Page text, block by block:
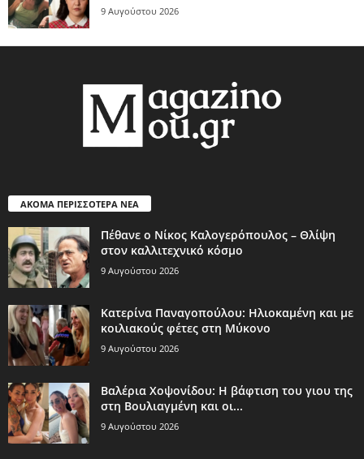
9 Αυγούστου 2026
ΑΚΟΜΑ ΠΕΡΙΣΣΟΤΕΡΑ ΝΕΑ
Πέθανε ο Νίκος Καλογερόπουλος – Θλίψη
στον καλλιτεχνικό κόσμο
9 Αυγούστου 2026
Κατερίνα Παναγοπούλου: Ηλιοκαμένη και με
κοιλιακούς φέτες στη Μύκονο
9 Αυγούστου 2026
Βαλέρια Χοψονίδου: Η βάφτιση του γιου της
στη Βουλιαγμένη και οι...
9 Αυγούστου 2026